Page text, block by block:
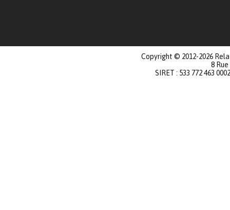
Copyright © 2012-2026
8
SIRET : 533 772 463